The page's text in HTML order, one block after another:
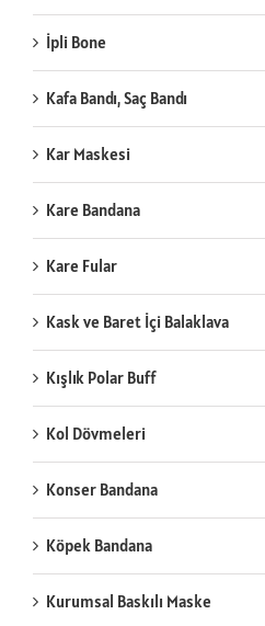
İpli Bone
Kafa Bandı, Saç Bandı
Kar Maskesi
Kare Bandana
Kare Fular
Kask ve Baret İçi Balaklava
Kışlık Polar Buff
Kol Dövmeleri
Konser Bandana
Köpek Bandana
Kurumsal Baskılı Maske